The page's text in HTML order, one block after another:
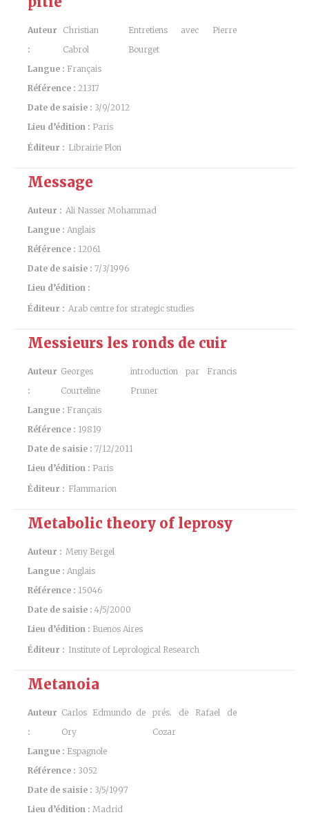
Auteur
:
Christian
Cabrol
Entretiens avec Pierre
Bourget
Langue : Français
Référence : 21317
Date de saisie : 3/9/2012
Lieu d’édition : Paris
Éditeur : Librairie Plon
Message
Auteur : Ali Nasser Mohammad
Langue : Anglais
Référence : 12061
Date de saisie : 7/3/1996
Lieu d’édition :
Éditeur : Arab centre for strategic studies
Messieurs les ronds de cuir
Auteur
:
Georges
Courteline
introduction par Francis
Pruner
Langue : Français
Référence : 19819
Date de saisie : 7/12/2011
Lieu d’édition : Paris
Éditeur : Flammarion
Metabolic theory of leprosy
Auteur : Meny Bergel
Langue : Anglais
Référence : 15046
Date de saisie : 4/5/2000
Lieu d’édition : Buenos Aires
Éditeur : Institute of Leprological Research
Metanoia
Auteur
:
Carlos Edmundo de
Ory
prés. de Rafael de
Cozar
Langue : Espagnole
Référence : 3052
Date de saisie : 3/5/1997
Lieu d’édition : Madrid